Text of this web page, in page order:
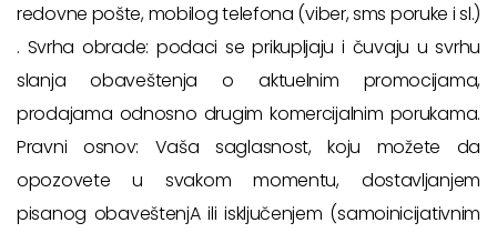
redovne pošte, mobilog telefona (viber, sms poruke i sl.)
. Svrha obrade: podaci se prikupljaju i čuvaju u svrhu
slanja obaveštenja o aktuelnim promocijama,
prodajama odnosno drugim komercijalnim porukama.
Pravni osnov: Vaša saglasnost, koju možete da
opozovete u svakom momentu, dostavljanjem
pisanog obaveštenjA ili isključenjem (samoinicijativnim